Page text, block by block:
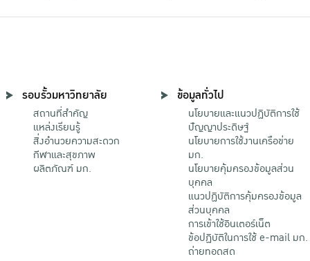
รอบรั้วมหาวิทยาลัย
สถานที่สำคัญ
แหล่งเรียนรู้
สิ่งอำนวยความสะดวก
กีฬาและสุขภาพ
ผลิตภัณฑ์ มก.
ข้อมูลทั่วไป
นโยบายและแนวปฏิบัติการใช้
ปัญญาประดิษฐ์
นโยบายการใช้งานเครือข่าย
มก.
นโยบายคุ้มครองข้อมูลส่วน
บุคคล
แนวปฏิบัติการคุ้มครองข้อมูล
ส่วนบุคคล
การเข้าใช้อินเตอร์เน็ต
ข้อปฏิบัติในการใช้ e-mail มก.
ถ่ายทอดสด